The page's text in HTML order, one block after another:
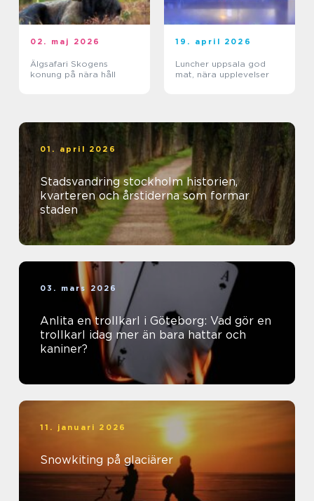
02. maj 2026
Älgsafari Skogens
konung på nära håll
19. april 2026
Luncher uppsala god
mat, nära upplevelser
01. april 2026
Stadsvandring stockholm historien,
kvarteren och årstiderna som formar
staden
03. mars 2026
Anlita en trollkarl i Göteborg: Vad gör en
trollkarl idag mer än bara hattar och
kaniner?
11. januari 2026
Snowkiting på glaciärer